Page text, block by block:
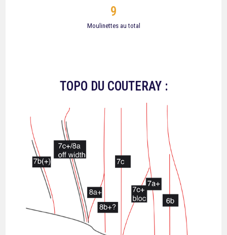
Moulinettes au total
9
TOPO DU COUTERAY :